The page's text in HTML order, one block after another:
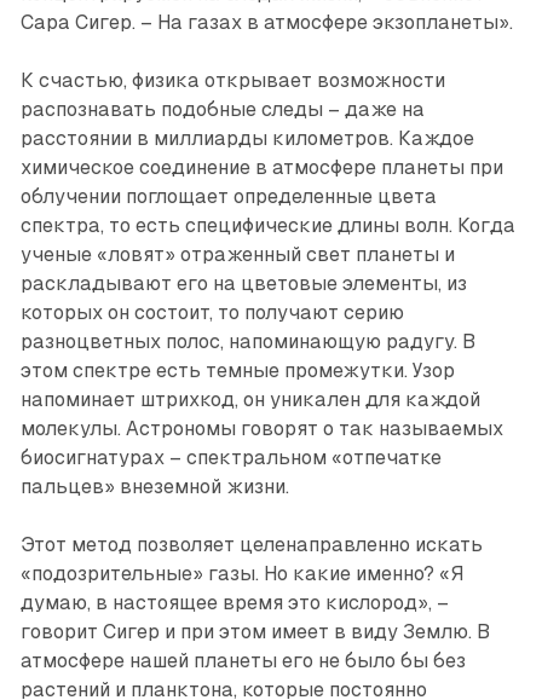
Сара Сигер. – На газах в атмосфере экзопланеты».
К счастью, физика открывает возможности
распознавать подобные следы – даже на
расстоянии в миллиарды километров. Каждое
химическое соединение в атмосфере планеты при
облучении поглощает определенные цвета
спектра, то есть специфические длины волн. Когда
ученые «ловят» отраженный свет планеты и
раскладывают его на цветовые элементы, из
которых он состоит, то получают серию
разноцветных полос, напоминающую радугу. В
этом спектре есть темные промежутки. Узор
напоминает штрихкод, он уникален для каждой
молекулы. Астрономы говорят о так называемых
биосигнатурах – спектральном «отпечатке
пальцев» внеземной жизни.
Этот метод позволяет целенаправленно искать
«подозрительные» газы. Но какие именно? «Я
думаю, в настоящее время это кислород», –
говорит Сигер и при этом имеет в виду Землю. В
атмосфере нашей планеты его не было бы без
растений и планктона, которые постоянно